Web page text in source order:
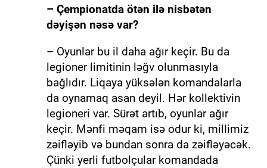
– Çempionatda ötən ilə nisbətən
dəyişən nəsə var?
– Oyunlar bu il daha ağır keçir. Bu da
legioner limitinin ləğv olunmasıyla
bağlıdır. Liqaya yüksələn komandalarla
da oynamaq asan deyil. Hər kollektivin
legioneri var. Sürət artıb, oyunlar ağır
keçir. Mənfi məqam isə odur ki, millimiz
zəifləyib və bundan sonra da zəifləyəcək.
Çünki yerli futbolçular komandada